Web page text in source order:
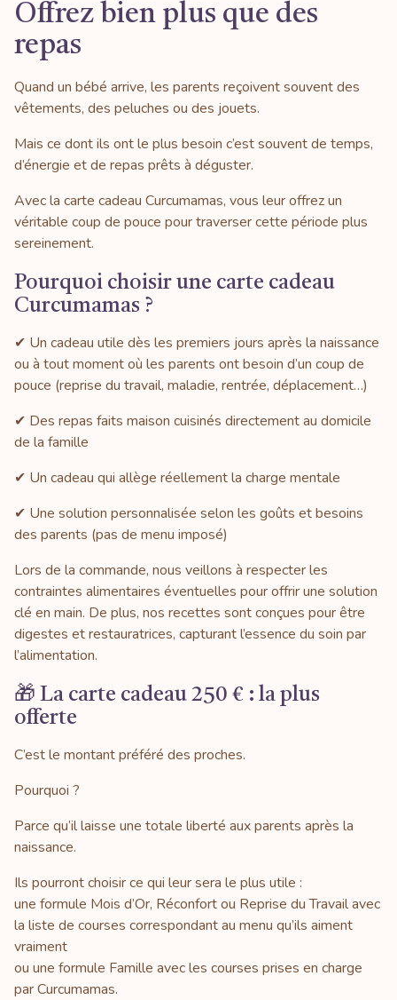
Offrez bien plus que des
repas
Quand un bébé arrive, les parents reçoivent souvent des
vêtements, des peluches ou des jouets.
Mais ce dont ils ont le plus besoin c’est souvent de temps,
d’énergie et de repas prêts à déguster.
Avec la carte cadeau Curcumamas, vous leur offrez un
véritable coup de pouce pour traverser cette période plus
sereinement.
Pourquoi choisir une carte cadeau
Curcumamas ?
✔ Un cadeau utile dès les premiers jours après la naissance
ou à tout moment où les parents ont besoin d’un coup de
pouce (reprise du travail, maladie, rentrée, déplacement…)
✔ Des repas faits maison cuisinés directement au domicile
de la famille
✔ Un cadeau qui allège réellement la charge mentale
✔ Une solution personnalisée selon les goûts et besoins
des parents (pas de menu imposé)
Lors de la commande, nous veillons à respecter les
contraintes alimentaires éventuelles pour offrir une solution
clé en main. De plus, nos recettes sont conçues pour être
digestes et restauratrices, capturant l’essence du soin par
l’alimentation.
🎁 La carte cadeau 250 € : la plus
offerte
C’est le montant préféré des proches.
Pourquoi ?
Parce qu’il laisse une totale liberté aux parents après la
naissance.
Ils pourront choisir ce qui leur sera le plus utile :
une formule Mois d’Or, Réconfort ou Reprise du Travail avec
la liste de courses correspondant au menu qu’ils aiment
vraiment
ou une formule Famille avec les courses prises en charge
par Curcumamas.